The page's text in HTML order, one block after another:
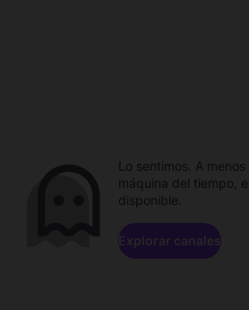
Lo sentimos. A
máquina del tiempo,
disponible.
Explorar canales